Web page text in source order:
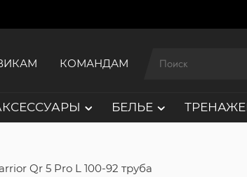
КОМАНДАМ
БЕЛЬЕ
Qr 5 Pro L 100-92 труба